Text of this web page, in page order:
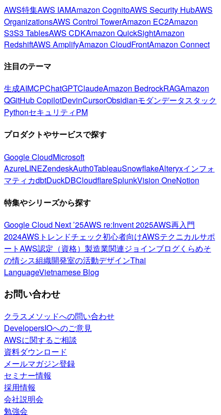
AWS特集AWS IAMAmazon CognitoAWS Security HubAWS
OrganizationsAWS Control TowerAmazon EC2Amazon
S3S3 TablesAWS CDKAmazon QuickSightAmazon
RedshiftAWS AmplifyAmazon CloudFrontAmazon Connect
注目のテーマ
生成AIMCPChatGPTClaudeAmazon BedrockRAGAmazon
QGitHub CopilotDevinCursorObsidianモダンデータスタック
PythonセキュリティPM
プロダクトやサービスで探す
Google CloudMicrosoft
AzureLINEZendeskAuth0TableauSnowflakeAlteryxインフォ
マティカdbtDuckDBCloudflareSplunkVision OneNotion
特集やシリーズから探す
Google Cloud Next ’25AWS re:Invent 2025AWS再入門
2024AWSトレンドチェック初心者向けAWSテクニカルサポ
ートAWS認定（資格） 製造業関連ジョインブログくらめそ
の情シス組織開発室の活動デザインThai
LanguageVietnamese Blog
お問い合わせ
クラスメソッドへの問い合わせ
DevelopersIOへのご意見
AWSに関するご相談
資料ダウンロード
メールマガジン登録
セミナー情報
採用情報
会社説明会
勉強会